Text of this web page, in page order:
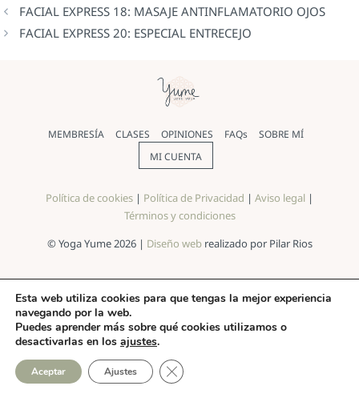
FACIAL EXPRESS 18: MASAJE ANTINFLAMATORIO OJOS
FACIAL EXPRESS 20: ESPECIAL ENTRECEJO
MEMBRESÍA CLASES OPINIONES FAQs
SOBRE MÍ
MI CUENTA
Política de cookies | Política de Privacidad | Aviso legal |
Términos y condiciones
© Yoga Yume 2026 | Diseño webrealizado por Pilar Rios
Esta web utiliza cookies para que tengas la mejor experiencia
navegando por la web.
Puedes aprender más sobre qué cookies utilizamos o
desactivarlas en los ajustes.
Aceptar Ajustes CERRAR EL BANNER DE